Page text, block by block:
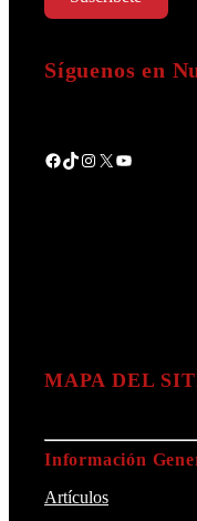
Síguenos en
Facebook
TikTok
Instagram
X YouTube
MAPA DEL
Información
Artículos